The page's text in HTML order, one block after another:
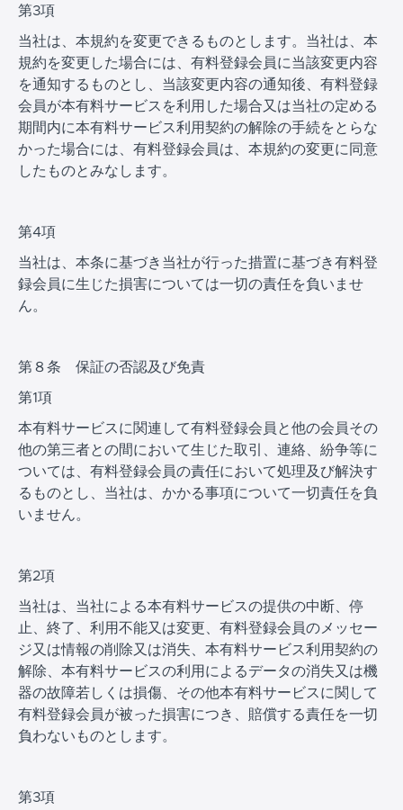
第3項
当社は、本規約を変更できるものとします。当社は、本
規約を変更した場合には、有料登録会員に当該変更内容
を通知するものとし、当該変更内容の通知後、有料登録
会員が本有料サービスを利用した場合又は当社の定める
期間内に本有料サービス利用契約の解除の手続をとらな
かった場合には、有料登録会員は、本規約の変更に同意
したものとみなします。
第4項
当社は、本条に基づき当社が行った措置に基づき有料登
録会員に生じた損害については一切の責任を負いませ
ん。
第８条 保証の否認及び免責
第1項
本有料サービスに関連して有料登録会員と他の会員その
他の第三者との間において生じた取引、連絡、紛争等に
ついては、有料登録会員の責任において処理及び解決す
るものとし、当社は、かかる事項について一切責任を負
いません。
第2項
当社は、当社による本有料サービスの提供の中断、停
止、終了、利用不能又は変更、有料登録会員のメッセー
ジ又は情報の削除又は消失、本有料サービス利用契約の
解除、本有料サービスの利用によるデータの消失又は機
器の故障若しくは損傷、その他本有料サービスに関して
有料登録会員が被った損害につき、賠償する責任を一切
負わないものとします。
第3項